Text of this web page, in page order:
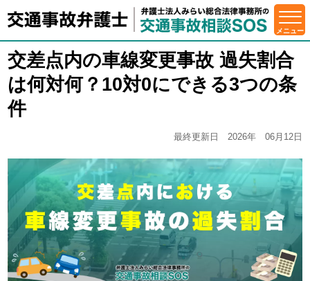
交差点内の車線変更事故 過失割合
は何対何？10対0にできる3つの条
件
最終更新日 2026年 06月12日